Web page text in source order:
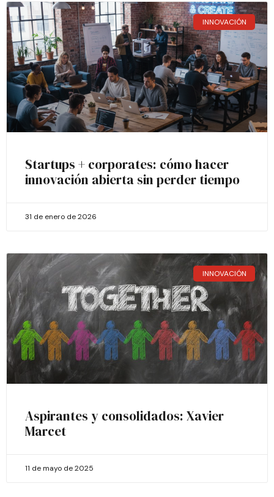
INNOVACIÓN
Startups + corporates: cómo hacer
innovación abierta sin perder tiempo
31 de enero de 2026
INNOVACIÓN
Aspirantes y consolidados: Xavier
Marcet
11 de mayo de 2025